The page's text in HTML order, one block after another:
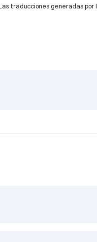
traducciones generadas por